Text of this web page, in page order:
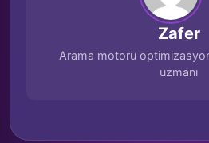
Zafer
Arama motoru
uzmanı